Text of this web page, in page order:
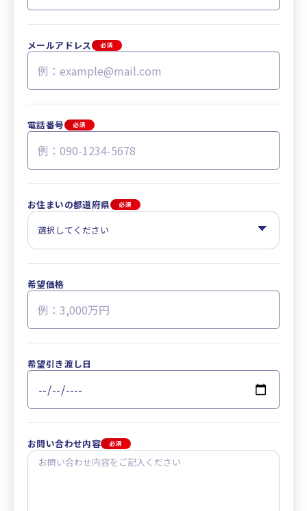
メールアドレス 必須
電話番号 必須
お住まいの都道府県 必須
希望価格
希望引き渡し日
お問い合わせ内容 必須